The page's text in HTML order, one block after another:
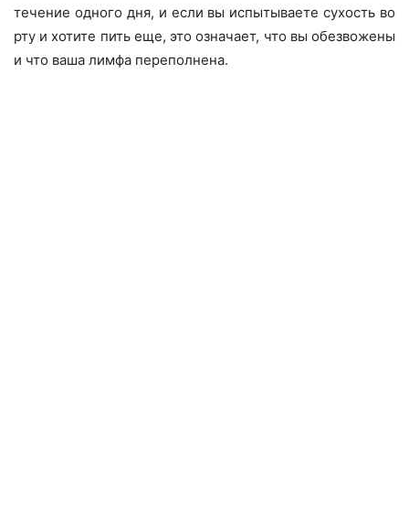
течение одного дня, и если вы испытываете сухость во
рту и хотите пить еще, это означает, что вы обезвожены
и что ваша лимфа переполнена.